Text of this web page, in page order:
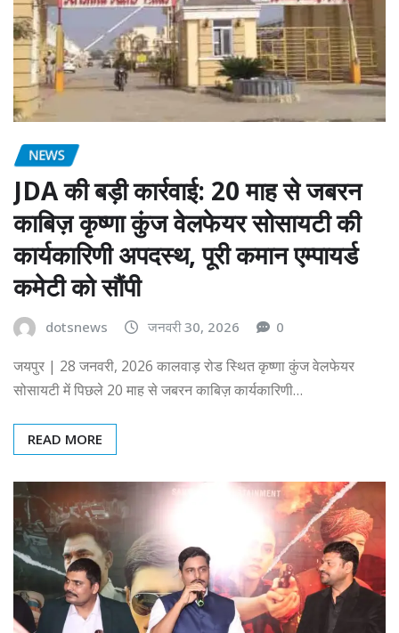
NEWS
JDA की बड़ी कार्रवाई: 20 माह से जबरन
काबिज़ कृष्णा कुंज वेलफेयर सोसायटी की
कार्यकारिणी अपदस्थ, पूरी कमान एम्पायर्ड
कमेटी को सौंपी
dotsnews जनवरी 30, 2026 0
जयपुर | 28 जनवरी, 2026 कालवाड़ रोड स्थित कृष्णा कुंज वेलफेयर
सोसायटी में पिछले 20 माह से जबरन काबिज़ कार्यकारिणी…
READ MORE